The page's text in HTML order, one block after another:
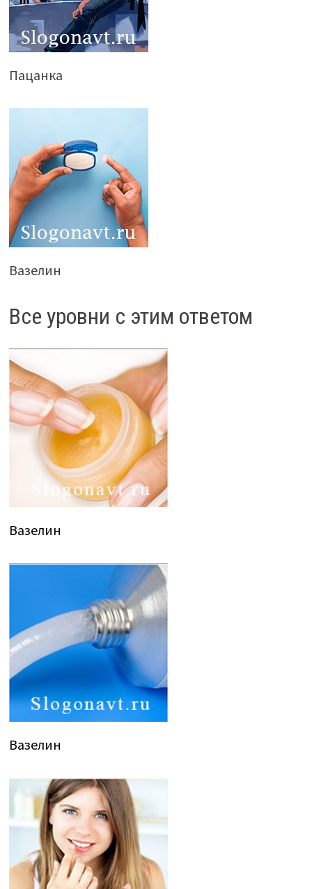
Пацанка
Вазелин
Все уровни с этим ответом
Вазелин
Вазелин